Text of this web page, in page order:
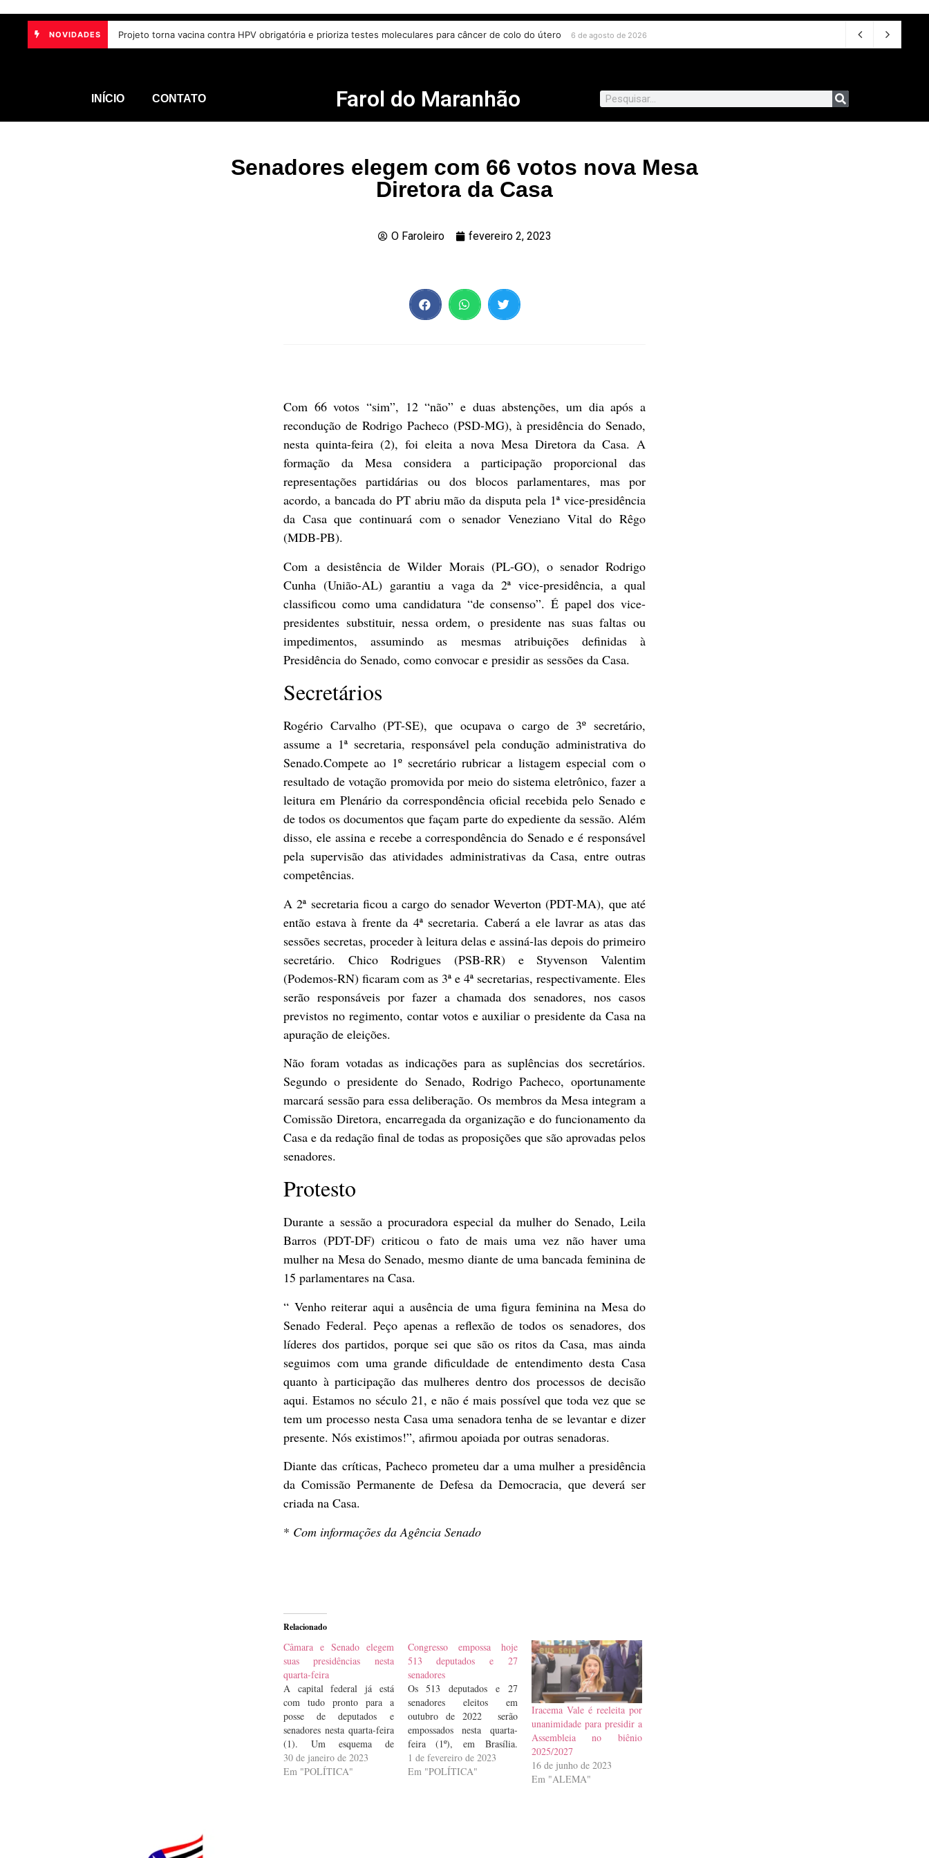
NOVIDADES Projeto torna vacina contra HPV obrigatória e prioriza testes moleculares para câncer de colo do útero 6 de agosto de 2026
e escuta das comunidades para reurbanização de favelas 6 de agosto de 2026
INÍCIO CONTATO Farol do Maranhão
Senadores elegem com 66 votos nova Mesa
Diretora da Casa
O Faroleiro fevereiro 2, 2023
Com 66 votos “sim”, 12 “não” e duas abstenções, um dia após a
recondução de Rodrigo Pacheco (PSD-MG), à presidência do Senado,
nesta quinta-feira (2), foi eleita a nova Mesa Diretora da Casa. A
formação da Mesa considera a participação proporcional das
representações partidárias ou dos blocos parlamentares, mas por
acordo, a bancada do PT abriu mão da disputa pela 1ª vice-presidência
da Casa que continuará com o senador Veneziano Vital do Rêgo
(MDB-PB).
Com a desistência de Wilder Morais (PL-GO), o senador Rodrigo
Cunha (União-AL) garantiu a vaga da 2ª vice-presidência, a qual
classificou como uma candidatura “de consenso”. É papel dos vice-
presidentes substituir, nessa ordem, o presidente nas suas faltas ou
impedimentos, assumindo as mesmas atribuições definidas à
Presidência do Senado, como convocar e presidir as sessões da Casa.
Secretários
Rogério Carvalho (PT-SE), que ocupava o cargo de 3º secretário,
assume a 1ª secretaria, responsável pela condução administrativa do
Senado.Compete ao 1º secretário rubricar a listagem especial com o
resultado de votação promovida por meio do sistema eletrônico, fazer a
leitura em Plenário da correspondência oficial recebida pelo Senado e
de todos os documentos que façam parte do expediente da sessão. Além
disso, ele assina e recebe a correspondência do Senado e é responsável
pela supervisão das atividades administrativas da Casa, entre outras
competências.
A 2ª secretaria ficou a cargo do senador Weverton (PDT-MA), que até
então estava à frente da 4ª secretaria. Caberá a ele lavrar as atas das
sessões secretas, proceder à leitura delas e assiná-las depois do primeiro
secretário. Chico Rodrigues (PSB-RR) e Styvenson Valentim
(Podemos-RN) ficaram com as 3ª e 4ª secretarias, respectivamente. Eles
serão responsáveis por fazer a chamada dos senadores, nos casos
previstos no regimento, contar votos e auxiliar o presidente da Casa na
apuração de eleições.
Não foram votadas as indicações para as suplências dos secretários.
Segundo o presidente do Senado, Rodrigo Pacheco, oportunamente
marcará sessão para essa deliberação. Os membros da Mesa integram a
Comissão Diretora, encarregada da organização e do funcionamento da
Casa e da redação final de todas as proposições que são aprovadas pelos
senadores.
Protesto
Durante a sessão a procuradora especial da mulher do Senado, Leila
Barros (PDT-DF) criticou o fato de mais uma vez não haver uma
mulher na Mesa do Senado, mesmo diante de uma bancada feminina de
15 parlamentares na Casa.
“ Venho reiterar aqui a ausência de uma figura feminina na Mesa do
Senado Federal. Peço apenas a reflexão de todos os senadores, dos
líderes dos partidos, porque sei que são os ritos da Casa, mas ainda
seguimos com uma grande dificuldade de entendimento desta Casa
quanto à participação das mulheres dentro dos processos de decisão
aqui. Estamos no século 21, e não é mais possível que toda vez que se
tem um processo nesta Casa uma senadora tenha de se levantar e dizer
presente. Nós existimos!”, afirmou apoiada por outras senadoras.
Diante das críticas, Pacheco prometeu dar a uma mulher a presidência
da Comissão Permanente de Defesa da Democracia, que deverá ser
criada na Casa.
* Com informações da Agência Senado
Relacionado
Câmara e Senado elegem
suas presidências nesta
quarta-feira
A capital federal já está
com tudo pronto para a
posse de deputados e
senadores nesta quarta-feira
(1). Um esquema de
segurança foi montado e
revisado e já conta,
30 de janeiro de 2023
Em "POLÍTICA"
Congresso empossa hoje
513 deputados e 27
senadores
Os 513 deputados e 27
senadores eleitos em
outubro de 2022 serão
empossados nesta quarta-
feira (1º), em Brasília.
Após a posse, serão eleitas
as mesas diretoras da
1 de fevereiro de 2023
Em "POLÍTICA"
Iracema Vale é reeleita por
unanimidade para presidir a
Assembleia no biênio
2025/2027
16 de junho de 2023
Em "ALEMA"